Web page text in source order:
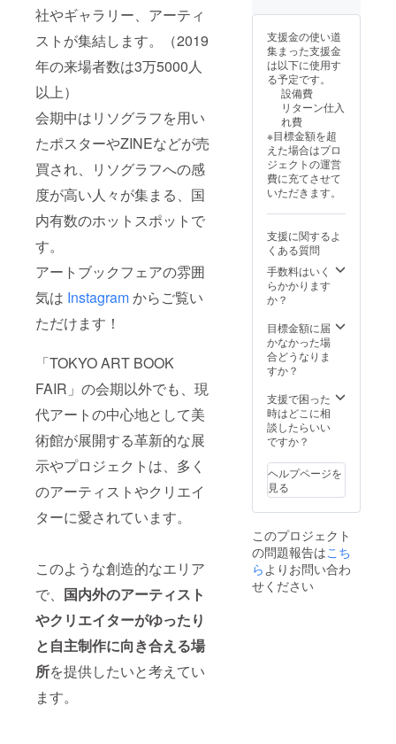
社やギャラリー、アーティ
ストが集結します。（2019
年の来場者数は3万5000人
以上）
会期中はリソグラフを用い
たポスターやZINEなどが売
買され、リソグラフへの感
度が高い人々が集まる、国
内有数のホットスポットで
す。
アートブックフェアの雰囲
気は Instagramからご覧い
ただけます！
「TOKYO ART BOOK
FAIR」の会期以外でも、現
代アートの中心地として美
術館が展開する革新的な展
示やプロジェクトは、多く
のアーティストやクリエイ
ターに愛されています。
このような創造的なエリア
で、 国内外のアーティスト
やクリエイターがゆったり
と自主制作に向き合える場
所を提供したいと考えてい
ます。
い。 ・
印刷素
材は当
日スタ
ジオで
もご購
入いた
だけま
す。 ・
版、イ
ンクは
持ち帰
り
OK（ご
自宅ま
たは次
回来店
時にご
利用い
ただけ
期間：
オープ
ンから1
ーーー
ーーー
ー ・レ
ク
チャー
プラン
ケット
（シル
クスク
リー
ン）2枚
欄に支
援者様
の法人
名もし
くはお
名前を
掲載い
たしま
す！
（希望
制） ・
掲載期
間：HP
公開日
から3年
載方
法：文
字の
み、ロ
掲載は
不可 ・
注意事
望の方
は支援
時に、
必ず備
希望さ
れる法
人名も
しくは
（ニッ
クネー
ム可）
をご記
入くだ
支援を
をご連
絡くだ
さい。
ーーー
ーーー
ーーー
のスポ
ンサー
欄に支
援者様
の法人
名もし
名前を
掲載い
たしま
す！
（希望
掲載期
間：HP
公開日
から3年
載方
法：文
字の
み、ロ
ナーの
掲載は
不可 ・
注意事
載ご希
望の方
は支援
時に、
必ず備
い。 ・
ち合わ
せを行
います
ので、
クラウ
ドファ
ングで
支援を
した旨
をご連
絡くだ
さい。
ーーー
ーーー
ー ②HP
のスポ
ンサー
援者様
の法人
名もし
くはお
掲載い
たしま
す！
（希望
掲載期
間：HP
公開日
から3年
載方
法：文
字の
み、ロ
ゴ／バ
支援金の使い道
集まった支援金
は以下に使用す
る予定です。
設備費
リターン仕入
れ費
※目標金額を超
えた場合はプロ
ジェクトの運営
費に充てさせて
いただきます。
支援に関するよ
くある質問
手数料はいく
らかかります
か？
目標金額に届
かなかった場
合どうなりま
すか？
支援で困った
時はどこに相
談したらいい
ですか？
ヘルプページを
見る
このプロジェクト
の問題報告はこち
らよりお問い合わ
せください